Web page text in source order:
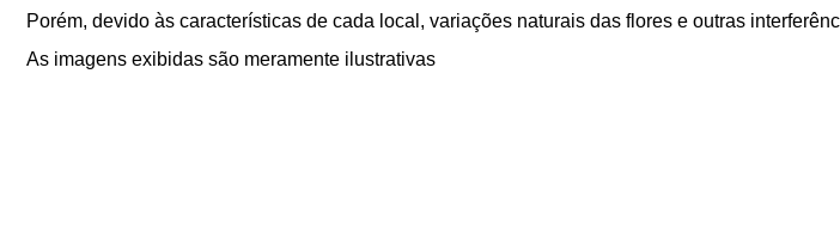
Porém, devido às características de cada local, variações naturais das flores e outras
As imagens exibidas são meramente ilustrativas